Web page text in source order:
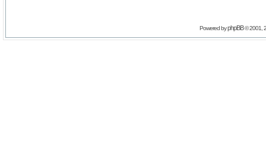
Powered byphpBB© 2001,